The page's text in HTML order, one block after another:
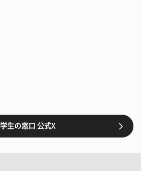
学生の窓口 公式X